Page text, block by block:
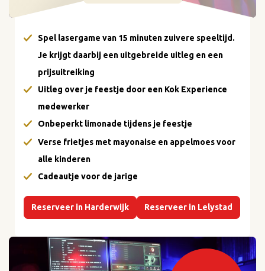
Spel lasergame van 15 minuten zuivere speeltijd.
Je krijgt daarbij een uitgebreide uitleg en een
prijsuitreiking
Uitleg over je feestje door een Kok Experience
medewerker
Onbeperkt limonade tijdens je feestje
Verse frietjes met mayonaise en appelmoes voor
alle kinderen
Cadeautje voor de jarige
Reserveer in Harderwijk Reserveer in Lelystad